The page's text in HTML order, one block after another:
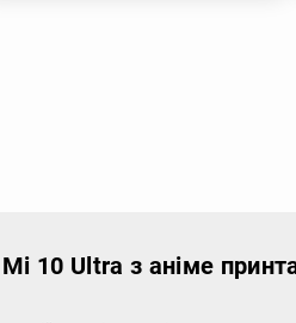
10 Ultra з аніме